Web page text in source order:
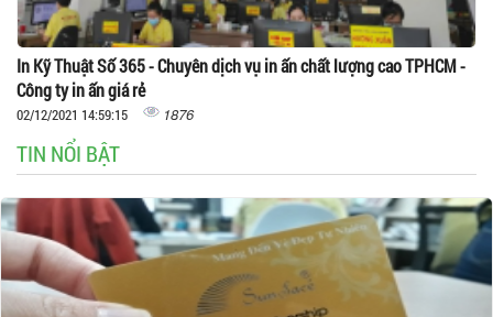
In Kỹ Thuật Số 365 - Chuyên dịch vụ in ấn chất lượng cao TPHCM -
Công ty in ấn giá rẻ
02/12/2021 14:59:15 1876
TIN NỔI BẬT